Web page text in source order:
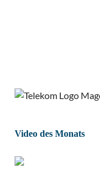
Video des Monats